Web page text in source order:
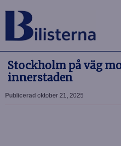
Stockholm på väg
innerstaden
Publicerad oktober 21, 2025